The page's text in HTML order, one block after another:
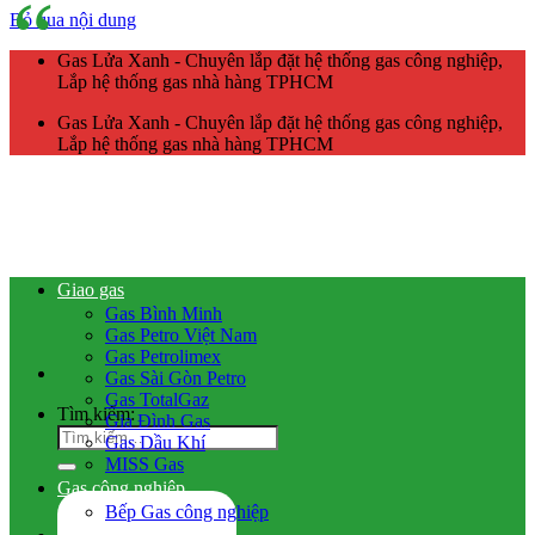
Bỏ qua nội dung
Gas Lửa Xanh - Chuyên lắp đặt hệ thống gas công nghiệp,
Lắp hệ thống gas nhà hàng TPHCM
Gas Lửa Xanh - Chuyên lắp đặt hệ thống gas công nghiệp,
Lắp hệ thống gas nhà hàng TPHCM
Tìm kiếm:
Giao gas
Gas Bình Minh
Gas Petro Việt Nam
Gas Petrolimex
Gas Sài Gòn Petro
Gas TotalGaz
Gia Đình Gas
Gas Dầu Khí
MISS Gas
Gas công nghiệp
Bếp Gas công nghiệp